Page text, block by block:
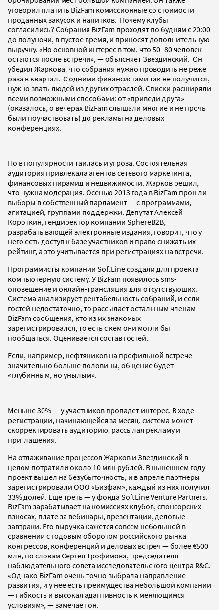
уговорил платить BizFam комиссионные со стоимости
проданных закусок и напитков. Почему клубы
согласились? Собрания BizFam проходят по будням с 20:00
до полуночи, в пустое время, и приносят дополнительную
выручку. «Но основной интерес в том, что 50–80 человек
остаются после встречи», — объясняет Звездинский. Он
убедил Жаркова, что собрания нужно проводить не реже
раза в квартал. С одними финансистами так не получится,
нужно звать людей из других отраслей. Списки расширяли
всеми возможными способами: от «приведи друга»
(оказалось, о вечерах BizFam слышали многие и не прочь
были поучаствовать) до рекламы на деловых
конференциях.
Но в популярности таилась и угроза. Состоятельная
аудитория привлекала агентов сетевого маркетинга,
финансовых пирамид и недвижимости. Жарков решил,
что нужна модерация. Осенью 2013 года в BizFam прошли
выборы в собственный парламент — с программами,
агитацией, группами поддержки. Депутат Алексей
Короткин, гендиректор компании SphereB2B,
разрабатывающей электронные издания, говорит, что у
него есть доступ к базе участников и право снижать их
рейтинг, а это учитывается при регистрациях на встречи.
Программисты компании SoftLine создали для проекта
компьютерную систему. У BizFam появилось sms-
оповещение и онлайн-трансляция для отсутствующих.
Система анализирует рентабельность собраний, и если
гостей недостаточно, то рассылает остальным членам
BizFam сообщения, кто из их знакомых
зарегистрировался, то есть с кем они могли бы
пообщаться. Оценивается состав гостей.
Если, например, нефтяников на профильной встрече
значительно больше половины, общение будет
«глубинным, но унылым».
Меньше 30% — у участников пропадет интерес. В ходе
регистрации, начинающейся за месяц, система может
скорректировать аудиторию, рассылая рекламу и
приглашения.
На отлаживание процессов Жарков и Звездинский в
целом потратили около 10 млн рублей. В нынешнем году
проект вышел на безубыточность, и в апреле партнеры
зарегистрировали ООО «Бизфам», каждый из них получил
33% долей. Еще треть — у фонда SoftLine Venture Partners.
BizFam зарабатывает на комиссиях клубов, спонсорских
взносах, плате за вебинары, презентации, деловые
завтраки. Его выручка кажется совсем небольшой в
сравнении с годовым оборотом российского рынка
конгрессов, конференций и деловых встреч — более €500
млн, по словам Сергея Трофимова, председателя
наблюдательного совета исследовательского центра R&C.
«Однако BizFam очень точно выбрала направление
развития, и у нее есть преимущества небольшой компании
— гибкость и высокая адаптивность к меняющимся
условиям», — замечает он.